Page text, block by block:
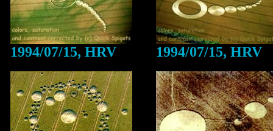
1994/07/15, HRV 1994/07/15, HRV